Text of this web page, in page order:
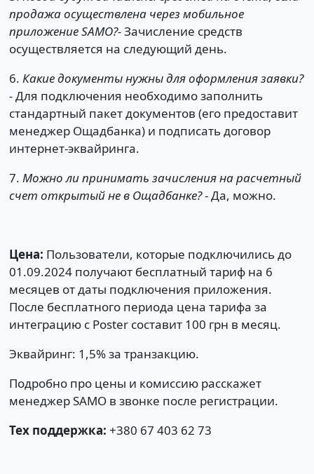
продажа осуществлена через мобильное
приложение SAMO?-Зачисление средств
осуществляется на следующий день.
6. Какие документы нужны для оформления заявки?
-Для подключения необходимо заполнить
стандартный пакет документов (его предоставит
менеджер Ощадбанка) и подписать договор
интернет-эквайринга.
7. Можно ли принимать зачисления на расчетный
счет открытый не в Ощадбанке?- Да, можно.
Цена: Пользователи, которые подключились до
01.09.2024 получают бесплатный тариф на 6
месяцев от даты подключения приложения.
После бесплатного периода цена тарифа за
интеграцию с Poster составит 100 грн в месяц.
Эквайринг: 1,5% за транзакцию.
Подробно про цены и комиссию расскажет
менеджер SAMO в звонке после регистрации.
Тех поддержка: +380 67 403 62 73